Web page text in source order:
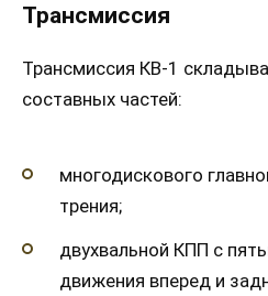
Трансмиссия
Трансмиссия КВ-1
составных частей:
многодискового
трения;
двухвальной КПП с
движения вперед и